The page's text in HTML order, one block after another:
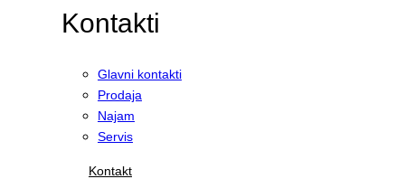
Kontakti
Glavni kontakti
Prodaja
Najam
Servis
Kontakt